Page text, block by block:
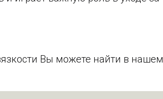
Вы можете найти в нашем